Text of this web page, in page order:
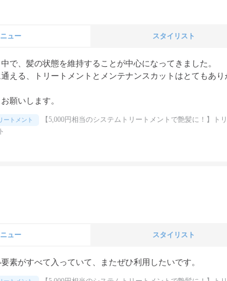
ュー スタイリスト
で、髪の状態を維持することが中心になってきました。
える、トリートメントとメンテナンスカットはとてもあり
願いします。
ートメント
【5,000円相当のシステムトリートメントで艶髪に！】ト
ュー スタイリスト
素がすべて入っていて、またぜひ利用したいです。